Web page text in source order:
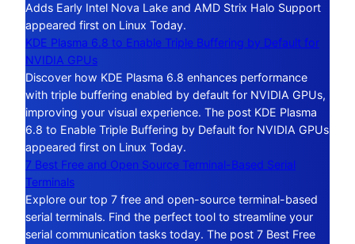
Adds Early Intel Nova Lake and AMD Strix Halo Support
appeared first on Linux Today.
KDE Plasma 6.8 to Enable Triple Buffering by Default for
NVIDIA GPUs
Discover how KDE Plasma 6.8 enhances performance
with triple buffering enabled by default for NVIDIA GPUs,
improving your visual experience. The post KDE Plasma
6.8 to Enable Triple Buffering by Default for NVIDIA GPUs
appeared first on Linux Today.
7 Best Free and Open Source Terminal-Based Serial
Terminals
Explore our top 7 free and open-source terminal-based
serial terminals. Find the perfect tool to streamline your
serial communication tasks today. The post 7 Best Free